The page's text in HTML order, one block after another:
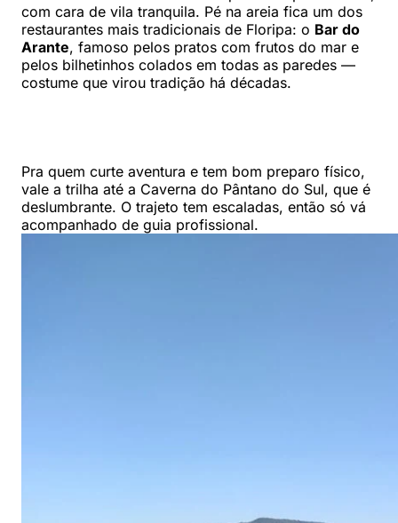
com cara de vila tranquila. Pé na areia fica um dos
restaurantes mais tradicionais de Floripa: o Bar do
Arante, famoso pelos pratos com frutos do mar e
pelos bilhetinhos colados em todas as paredes —
costume que virou tradição há décadas.
Pra quem curte aventura e tem bom preparo físico,
vale a trilha até a Caverna do Pântano do Sul, que é
deslumbrante. O trajeto tem escaladas, então só vá
acompanhado de guia profissional.